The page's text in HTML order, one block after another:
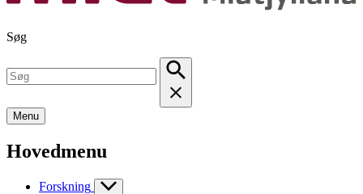
Søg
Menu
Hovedmenu
Forskning